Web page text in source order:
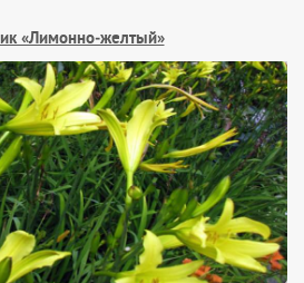
«Лимонно‑желтый»